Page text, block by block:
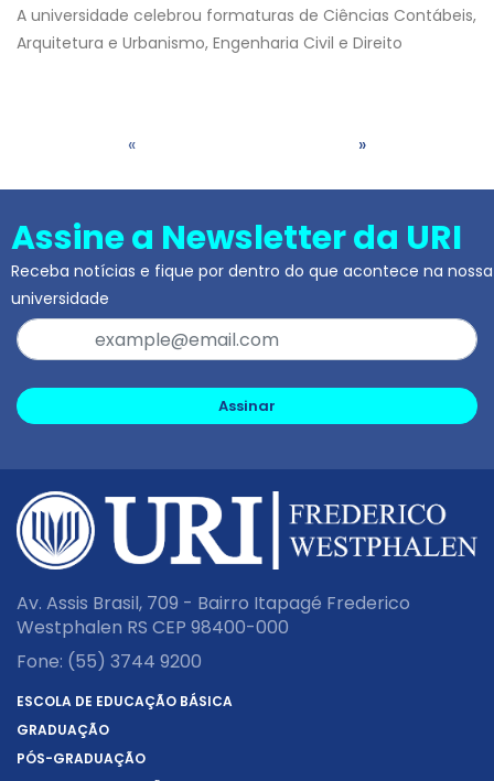
A universidade celebrou formaturas de Ciências Contábeis,
Arquitetura e Urbanismo, Engenharia Civil e Direito
« »
Assine a Newsletter da URI
Receba notícias e fique por dentro do que acontece na nossa
universidade
Assinar
Av. Assis Brasil, 709 - Bairro Itapagé Frederico
Westphalen RS CEP 98400-000
Fone: (55) 3744 9200
ESCOLA DE EDUCAÇÃO BÁSICA
GRADUAÇÃO
PÓS-GRADUAÇÃO